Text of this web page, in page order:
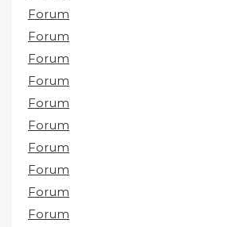
Forum
Forum
Forum
Forum
Forum
Forum
Forum
Forum
Forum
Forum